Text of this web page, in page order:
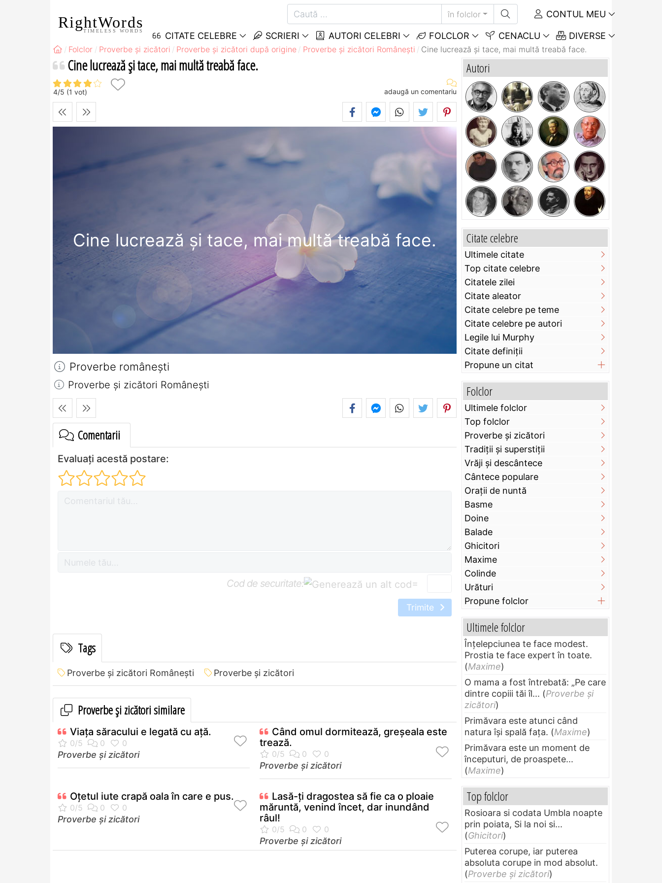
RightWords
TIMELESS WORDS
în folclor CONTUL MEU
CITATE CELEBRE SCRIERI AUTORI CELEBRI FOLCLOR CENACLU DIVERSE
Folclor Proverbe și zicători Proverbe și zicători după origine Proverbe și zicători Româneşti Cine lucrează şi tace, mai multă treabă face.
Cine lucrează şi tace, mai multă treabă face.
4/5 (1 vot) adaugă un comentariu
Cine lucrează şi tace, mai multă treabă face.
Proverbe româneşti
Proverbe și zicători Româneşti
Comentarii
Evaluați acestă postare:
Cod de securitate: =
Trimite
Tags
Proverbe și zicători Româneşti Proverbe și zicători
Proverbe și zicători similare
Viaţa săracului e legată cu aţă.
Proverbe și zicători
Când omul dormitează, greşeala este
trează.
Proverbe și zicători
Oţetul iute crapă oala în care e pus.
Proverbe și zicători
Lasă-ţi dragostea să fie ca o ploaie
măruntă, venind încet, dar inundând
râul!
Proverbe și zicători
Autori
Citate celebre
Ultimele citate
Top citate celebre
Citatele zilei
Citate aleator
Citate celebre pe teme
Citate celebre pe autori
Legile lui Murphy
Citate definiţii
Propune un citat
Folclor
Ultimele folclor
Top folclor
Proverbe și zicători
Tradiții și superstiții
Vrăji și descântece
Cântece populare
Orații de nuntă
Basme
Doine
Balade
Ghicitori
Maxime
Colinde
Urături
Propune folclor
Ultimele folclor
Înțelepciunea te face modest.
Prostia te face expert în toate.
(Maxime)
O mama a fost întrebată: „Pe care
dintre copiii tăi îl... (Proverbe și
zicători)
Primăvara este atunci când
natura își spală fața. (Maxime)
Primăvara este un moment de
începuturi, de proaspete...
(Maxime)
Top folclor
Rosioara si codata Umbla noapte
prin poiata, Si la noi si...
(Ghicitori)
Puterea corupe, iar puterea
absoluta corupe in mod absolut.
(Proverbe și zicători)